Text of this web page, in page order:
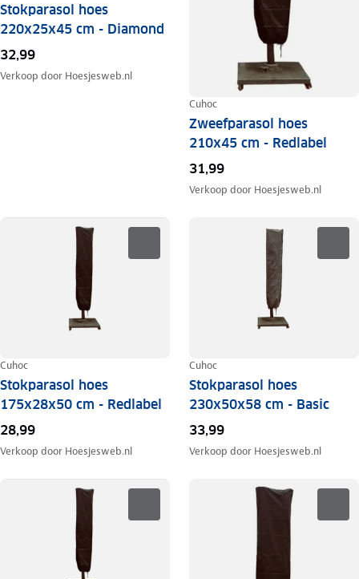
Stokparasol hoes
220x25x45 cm - Diamond
32,99
Verkoop door Hoesjesweb.nl
Cuhoc
Zweefparasol hoes
210x45 cm - Redlabel
31,99
Verkoop door Hoesjesweb.nl
Cuhoc
Stokparasol hoes
175x28x50 cm - Redlabel
28,99
Verkoop door Hoesjesweb.nl
Cuhoc
Stokparasol hoes
230x50x58 cm - Basic
33,99
Verkoop door Hoesjesweb.nl